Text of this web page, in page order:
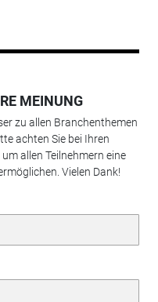
MEINUNG
zu allen Branchenthemen
achten Sie bei Ihren
allen Teilnehmern eine
Vielen Dank!